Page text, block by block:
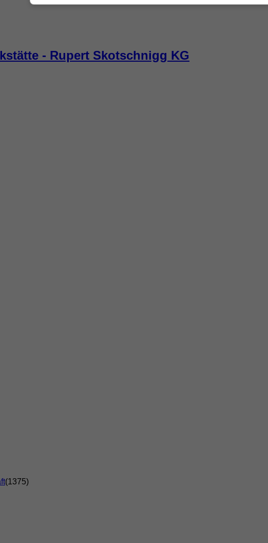
- Rupert Skotschnigg KG
(1375)